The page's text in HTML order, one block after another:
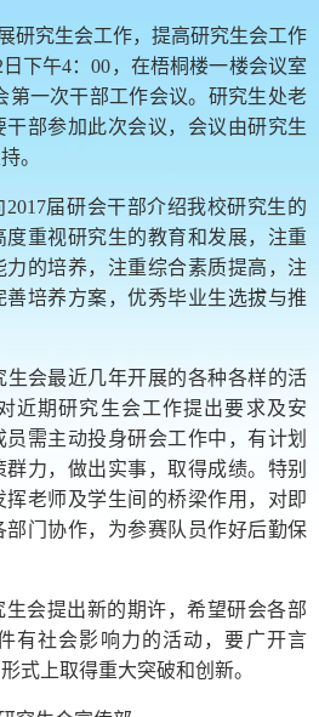
究生会工作，提高研究生会工作
下午4：00，在梧桐楼一楼会议室
第一次干部工作会议。研究生处老
干部参加此次会议，会议由研究生
。
届研会干部介绍我校研究生的
重视研究生的教育和发展，注重
的培养，注重综合素质提高，注
培养方案，优秀毕业生选拔与推
会最近几年开展的各种各样的活
近期研究生会工作提出要求及安
需主动投身研会工作中，有计划
力，做出实事，取得成绩。特别
老师及学生间的桥梁作用，对即
门协作，为参赛队员作好后勤保
会提出新的期许，希望研会各部
有社会影响力的活动，要广开言
式上取得重大突破和创新。